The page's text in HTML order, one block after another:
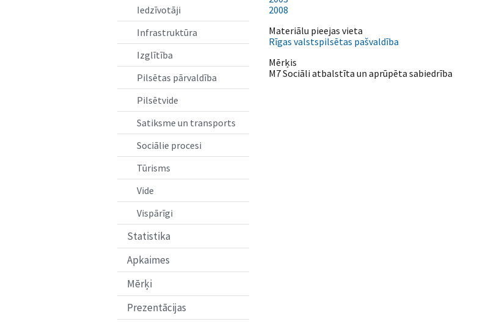
Iedzīvotāji
Infrastruktūra
Izglītība
Pilsētas pārvaldība
Pilsētvide
Satiksme un transports
Sociālie procesi
Tūrisms
Vide
Vispārīgi
Statistika
Apkaimes
Mērķi
Prezentācijas
2008
Materiālu pieejas vieta
Rīgas valstspilsētas pašvaldība
Mērķis
M7 Sociāli atbalstīta un aprūpēta sabiedrība